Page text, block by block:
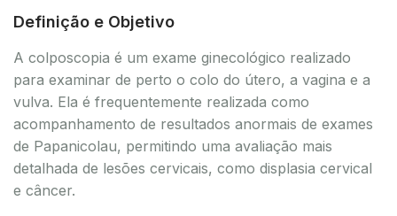
Definição e Objetivo
A colposcopia é um exame ginecológico realizado
para examinar de perto o colo do útero, a vagina e a
vulva. Ela é frequentemente realizada como
acompanhamento de resultados anormais de exames
de Papanicolau, permitindo uma avaliação mais
detalhada de lesões cervicais, como displasia cervical
e câncer.